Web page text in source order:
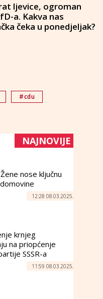
ljevice, ogroman
a. Kakva nas
čeka u ponedjeljak?
#cdu
NAJNOVIJE
nose ključnu
12:28 08.03.2025.
krnjeg
na priopćenje
SSSR-a
11:59 08.03.2025.